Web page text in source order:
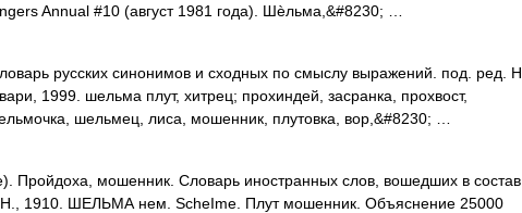
Annual #10 (август 1981 года). Шѐльма,&#8230; …
русских синонимов и сходных по смыслу выражений. под. ред. Н.
1999. шельма плут, хитрец; прохиндей, засранка, прохвост,
шельмец, лиса, мошенник, плутовка, вор,&#8230; …
Пройдоха, мошенник. Словарь иностранных слов, вошедших в состав
1910. ШЕЛЬМА нем. ScheIme. Плут мошенник. Объяснение 25000